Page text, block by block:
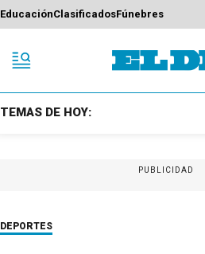
EducaciónClasificadosFúnebres
TEMAS DE HOY:
PUBLICIDAD
DEPORTES